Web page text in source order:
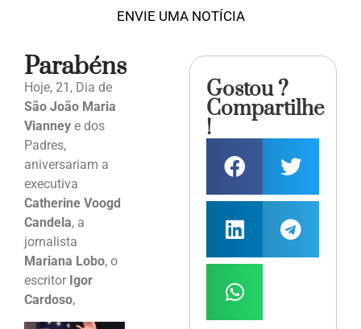
ENVIE UMA NOTÍCIA
Parabéns
Hoje, 21, Dia de
São João Maria
Vianney e dos
Padres,
aniversariam a
executiva
Catherine Voogd
Candela, a
jornalista
Mariana Lobo, o
escritor Igor
Cardoso,
Gostou ?
Compartilhe
!